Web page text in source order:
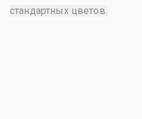
стандартных цветов.